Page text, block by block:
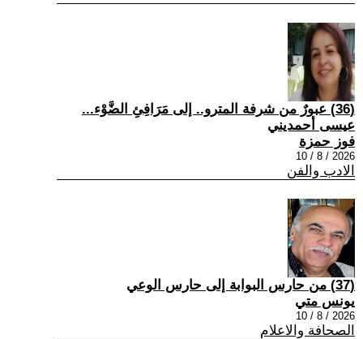
(36) عبورٌ من شرفة المترو.. إلى مَرَافِئِ الضَّوْء...
عيسى أحمديني
فوز حمزة
2026 / 8 / 10
الادب والفن
(37) من حارس البوابة إلى حارس الوعي
يونس متي
2026 / 8 / 10
الصحافة والاعلام